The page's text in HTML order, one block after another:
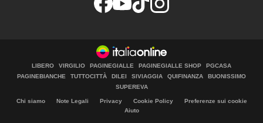
LIBERO VIRGILIO PAGINEGIALLE PAGINEGIALLE SHOP
PGCASA
PAGINEBIANCHE
TUTTOCITTÀ DILEI SIVIAGGIA QUIFINANZA
BUONISSIMO
SUPEREVA
Chi siamo Note Legali Privacy Cookie Policy
Preferenze sui cookie
Aiuto